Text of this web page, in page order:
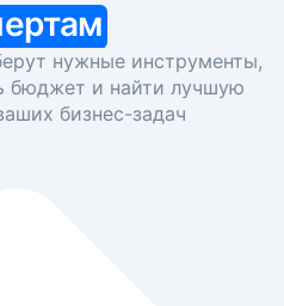
нужные инструменты,
бюджет и найти лучшую
бизнес-задач